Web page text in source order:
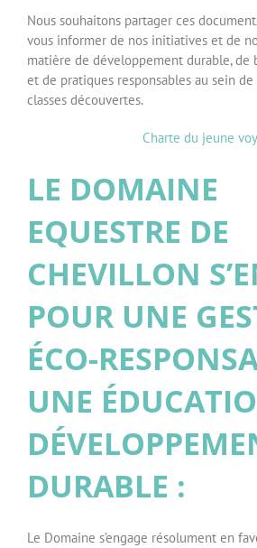
Nous souhaitons partager ces
vous informer de nos initiatives et de
matière de développement durable, de
et de pratiques responsables au sein
classes découvertes.
Charte du jeune
LE DOMAINE
EQUESTRE DE
CHEVILLON
POUR UNE
ÉCO-
UNE
DURABLE :
Le Domaine s’engage résolument en